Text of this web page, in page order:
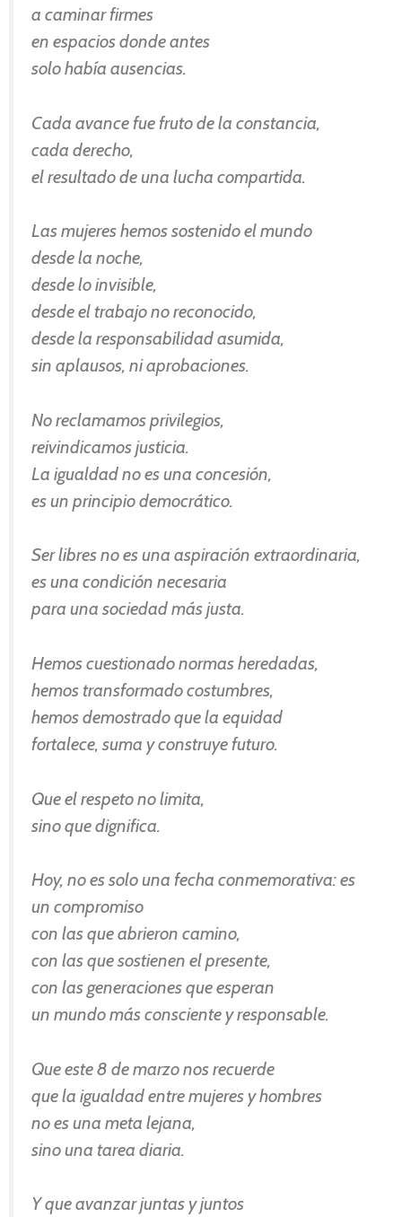
a caminar firmes
en espacios donde antes
solo había ausencias.
Cada avance fue fruto de la constancia,
cada derecho,
el resultado de una lucha compartida.
Las mujeres hemos sostenido el mundo
desde la noche,
desde lo invisible,
desde el trabajo no reconocido,
desde la responsabilidad asumida,
sin aplausos, ni aprobaciones.
No reclamamos privilegios,
reivindicamos justicia.
La igualdad no es una concesión,
es un principio democrático.
Ser libres no es una aspiración extraordinaria,
es una condición necesaria
para una sociedad más justa.
Hemos cuestionado normas heredadas,
hemos transformado costumbres,
hemos demostrado que la equidad
fortalece, suma y construye futuro.
Que el respeto no limita,
sino que dignifica.
Hoy, no es solo una fecha conmemorativa: es
un compromiso
con las que abrieron camino,
con las que sostienen el presente,
con las generaciones que esperan
un mundo más consciente y responsable.
Que este 8 de marzo nos recuerde
que la igualdad entre mujeres y hombres
no es una meta lejana,
sino una tarea diaria.
Y que avanzar juntas y juntos